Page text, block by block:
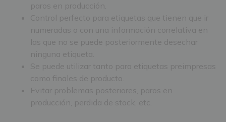
paros en producción.
Control perfecto para etiquetas que tienen que ir
numeradas o con una información correlativa en
las que no se puede posteriormente desechar
ninguna etiqueta.
Se puede utilizar tanto para etiquetas preimpresas
como finales de producto.
Evitar problemas posteriores, paros en
producción, perdida de stock, etc.